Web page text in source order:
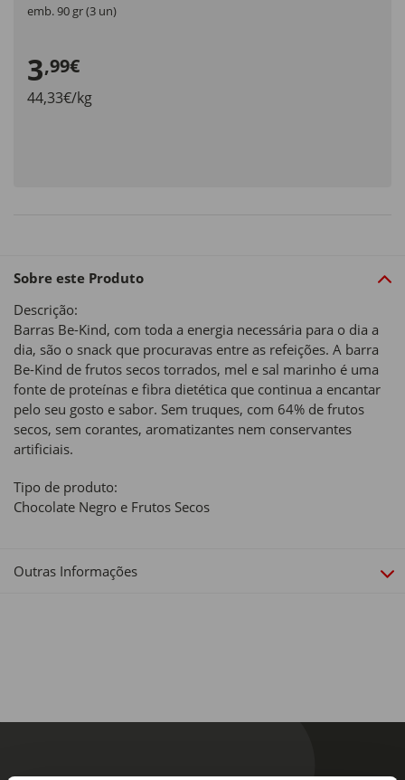
emb. 90 gr (3 un)
3,99€
44,33€/kg
Sobre este Produto
Descrição:
Barras Be-Kind, com toda a energia necessária para o dia a
dia, são o snack que procuravas entre as refeições. A barra
Be-Kind de frutos secos torrados, mel e sal marinho é uma
fonte de proteínas e fibra dietética que continua a encantar
pelo seu gosto e sabor. Sem truques, com 64% de frutos
secos, sem corantes, aromatizantes nem conservantes
artificiais.
Tipo de produto:
Chocolate Negro e Frutos Secos
Outras Informações